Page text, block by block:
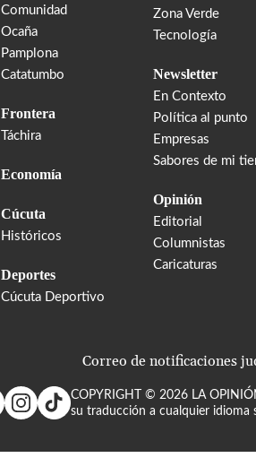
Comunidad
Ocaña
Pamplona
Catatumbo
Frontera
Táchira
Economía
Cúcuta
Históricos
Deportes
Cúcuta Deportivo
Zona Verde
Tecnología
Newsletter
En Contexto
Política al punto
Empresas
Sabores de mi
Opinión
Editorial
Columnistas
Caricaturas
Correo de notificaciones
COPYRIGHT © 2026 LA
su traducción a cualquier idioma